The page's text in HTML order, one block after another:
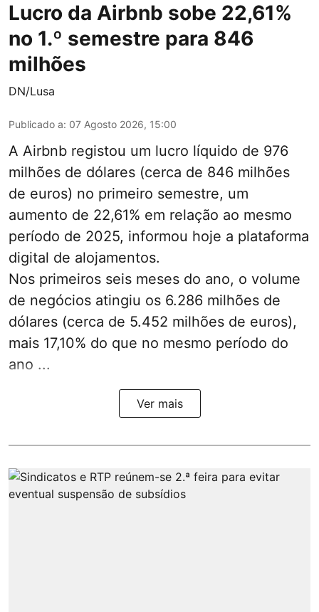
Lucro da Airbnb sobe 22,61%
no 1.º semestre para 846
milhões
DN/Lusa
Publicado a: 07 Agosto 2026, 15:00
A Airbnb registou um lucro líquido de 976
milhões de dólares (cerca de 846 milhões
de euros) no primeiro semestre, um
aumento de 22,61% em relação ao mesmo
período de 2025, informou hoje a plataforma
digital de alojamentos.
Nos primeiros seis meses do ano, o volume
de negócios atingiu os 6.286 milhões de
dólares (cerca de 5.452 milhões de euros),
mais 17,10% do que no mesmo período do
ano ...
Ver mais